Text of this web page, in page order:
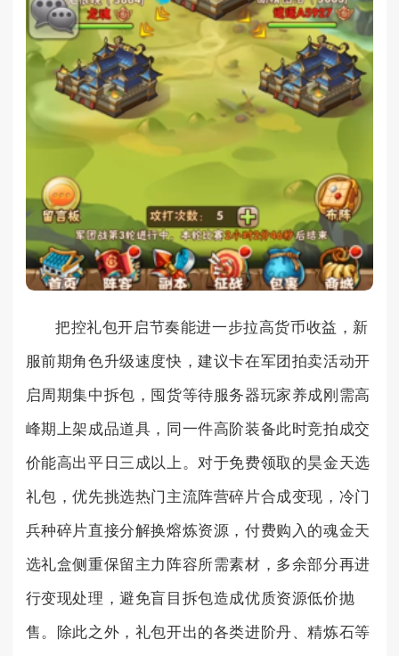
把控礼包开启节奏能进一步拉高货币收益，新
服前期角色升级速度快，建议卡在军团拍卖活动开
启周期集中拆包，囤货等待服务器玩家养成刚需高
峰期上架成品道具，同一件高阶装备此时竞拍成交
价能高出平日三成以上。对于免费领取的昊金天选
礼包，优先挑选热门主流阵营碎片合成变现，冷门
兵种碎片直接分解换熔炼资源，付费购入的魂金天
选礼盒侧重保留主力阵容所需素材，多余部分再进
行变现处理，避免盲目拆包造成优质资源低价抛
售。除此之外，礼包开出的各类进阶丹、精炼石等